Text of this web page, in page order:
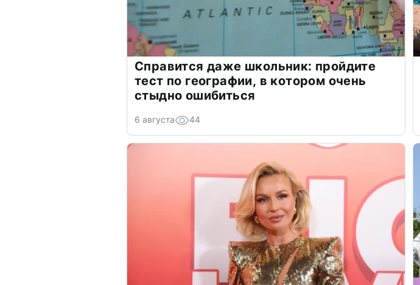
Справится даже школьник: пройдите
тест по географии, в котором очень
стыдно ошибиться
6 августа 44